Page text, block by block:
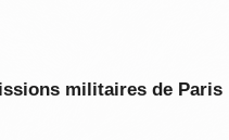
militaires de Paris